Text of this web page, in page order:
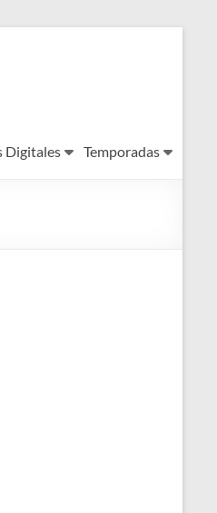
Digitales Temporadas